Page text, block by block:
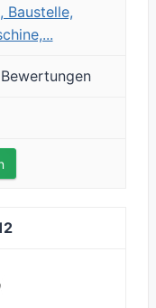
Baustelle,